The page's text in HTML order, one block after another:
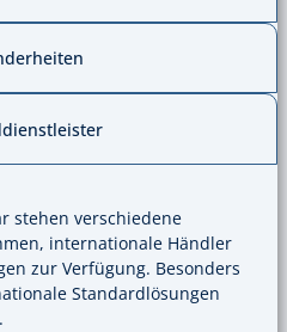
stehen verschiedene
internationale Händler
zur Verfügung. Besonders
Standardlösungen